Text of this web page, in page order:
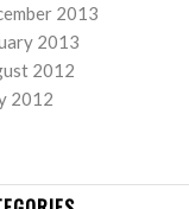
2013
2013
2012
2012